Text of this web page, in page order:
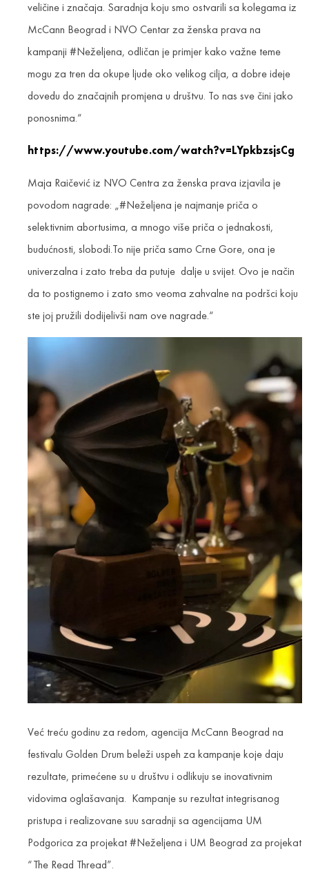
veličine i značaja. Saradnja koju smo ostvarili sa kolegama iz
McCann Beograd i NVO Centar za ženska prava na
kampanji #Neželjena, odličan je primjer kako važne teme
mogu za tren da okupe ljude oko velikog cilja, a dobre ideje
dovedu do značajnih promjena u društvu. To nas sve čini jako
ponosnima.“
https://www.youtube.com/watch?v=LYpkbzsjsCg
Maja Raičević iz NVO Centra za ženska prava izjavila je
povodom nagrade: „#Neželjena je najmanje priča o
selektivnim abortusima, a mnogo više priča o jednakosti,
budućnosti, slobodi.To nije priča samo Crne Gore, ona je
univerzalna i zato treba da putuje dalje u svijet. Ovo je način
da to postignemo i zato smo veoma zahvalne na podršci koju
ste joj pružili dodijelivši nam ove nagrade.“
Već treću godinu za redom, agencija McCann Beograd na
festivalu Golden Drum beleži uspeh za kampanje koje daju
rezultate, primećene su u društvu i odlikuju se inovativnim
vidovima oglašavanja. Kampanje su rezultat integrisanog
pristupa i realizovane suu saradnji sa agencijama UM
Podgorica za projekat #Neželjena i UM Beograd za projekat
“The Read Thread”.